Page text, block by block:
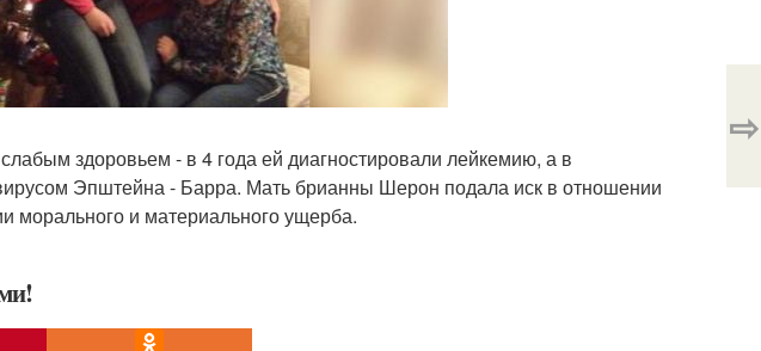
здоровьем - в 4 года ей диагностировали лейкемию, а в
Эпштейна - Барра. Мать брианны Шерон подала иск в отношении
морального и материального ущерба.
⇨